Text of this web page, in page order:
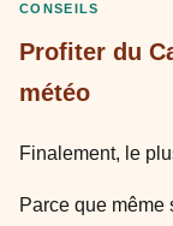
CONSEILS
Profiter du
météo
Finalement, le
Parce que